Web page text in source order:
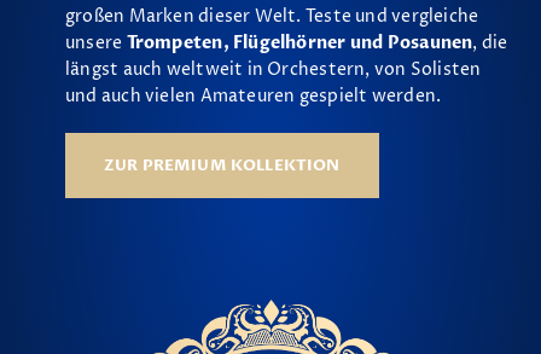
großen Marken dieser Welt. Teste und vergleiche
unsere Trompeten, Flügelhörner und Posaunen, die
längst auch weltweit in Orchestern, von Solisten
und auch vielen Amateuren gespielt werden.
ZUR PREMIUM KOLLEKTION